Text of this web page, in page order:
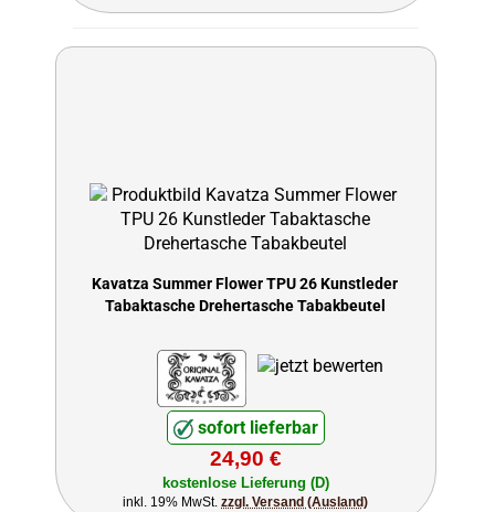
Kavatza Summer Flower TPU 26 Kunstleder
Tabaktasche Drehertasche Tabakbeutel
sofort lieferbar
24,90 €
kostenlose Lieferung (D)
inkl. 19% MwSt.zzgl. Versand (Ausland)